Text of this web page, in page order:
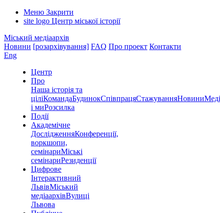
Меню Закрити
site logo Центр міської історії
Міський медіаархів
Новини [розархівування] FAQ Про проект Контакти
Eng
Центр
Про
Наша історія та
ціліКомандаБудинокСпівпрацяСтажуванняНовини
і миРозсилка
Події
Академічне
ДослідженняКонференції,
воркшопи,
семінариМіські
семінариРезиденції
Цифрове
Інтерактивний
ЛьвівМіський
медіаархівВулиці
Львова